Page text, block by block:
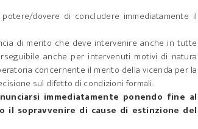
dovere di concludere immediatamente il
di merito che deve intervenire anche in tutte
anche per intervenuti motivi di natura
concernente il merito della vicenda per la
sul difetto di condizioni formali.
immediatamente ponendo fine al
sopravvenire di cause di estinzione del